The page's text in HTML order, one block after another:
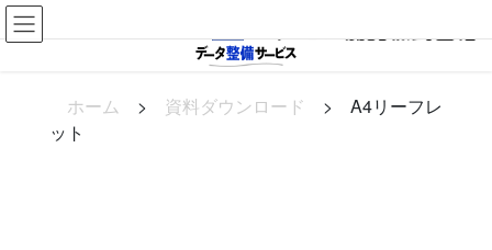
コ
ン
ナ
ビ
データ整備ならお任せください
ホーム > 資料ダウンロード >
A4リーフレ
ット